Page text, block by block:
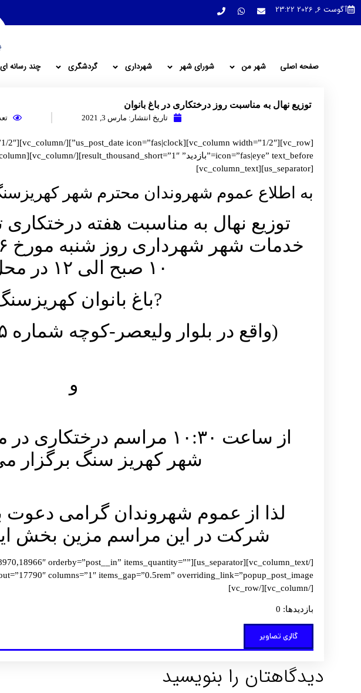
آگوست 6, 2026 23:22
صفحه اصلی شهر من شورای شهر شهرداری گردشگری چند رسانه ای
توزیع نهال به مناسبت روز درختکاری در باغ بانوان
تاریخ انتشار: مارس 3, 2021
[us_separator][vc_column_text]
به اطلاع عموم شهروندان محترم شهر
توزیع نهال به مناسبت هفته
۱۰ صبح الی ۱۲ در محل :
?باغ بانوان
(واقع در بلوار ولیعصر-کوچه شماره ۳۵)انجام می گردد
و
از ساعت ۱۰:۳۰ مراسم
شهر کهریز سنگ برگزار
لذا از عموم شهروندان گرامی
شرکت در این مراسم مزین بخش
images=”18970,18966″ orderby=”post__in” items_quantity=””
[/vc_column][/vc_row]
بازدیدها: 0
گالری تصاویر
دیدگاهتان را بنویسید